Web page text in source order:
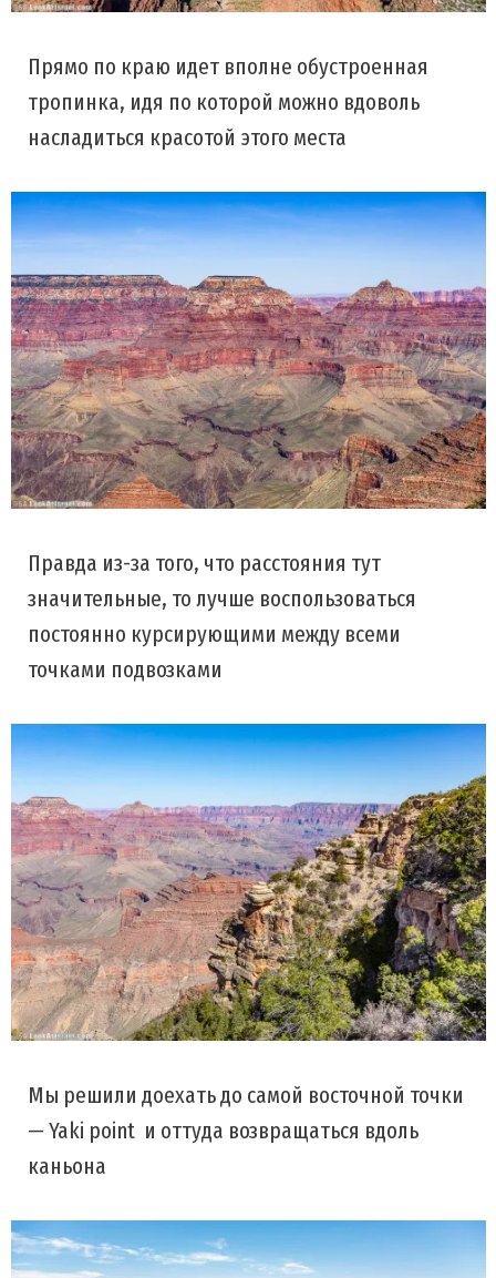
Прямо по краю идет вполне обустроенная
тропинка, идя по которой можно вдоволь
насладиться красотой этого места
Правда из-за того, что расстояния тут
значительные, то лучше воспользоваться
постоянно курсирующими между всеми
точками подвозками
Мы решили доехать до самой восточной точки
— Yaki point и оттуда возвращаться вдоль
каньона